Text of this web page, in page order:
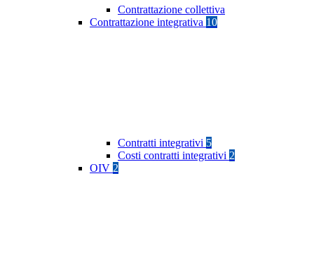
Contrattazione collettiva
Contrattazione integrativa 10
Contratti integrativi 5
Costi contratti integrativi 2
OIV 2